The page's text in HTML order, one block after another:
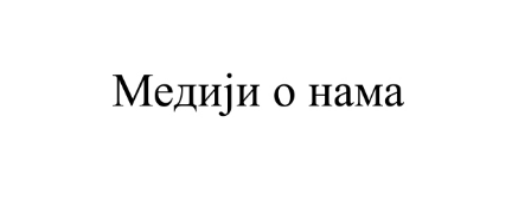
Америци. Од 1900. године углавном ради у Паризу и Бечу. После Првог
светског рата боравио је дуже време у Београду и Букурешту. Излагао је